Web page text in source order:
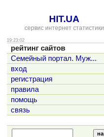
HIT.UA
сервис интернет статистики
19:23:02
рейтинг сайтов
Семейный портал. Муж...
вход
регистрация
правила
помощь
связь